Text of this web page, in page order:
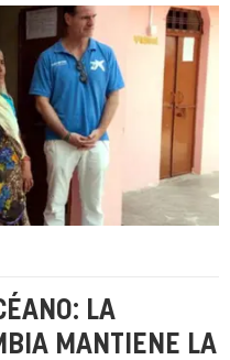
LA
MANTIENE LA